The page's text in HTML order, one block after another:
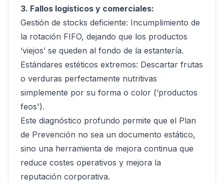
3. Fallos logísticos y comerciales:
Gestión de stocks deficiente: Incumplimiento de
la rotación FIFO, dejando que los productos
‘viejos’ se queden al fondo de la estantería.
Estándares estéticos extremos: Descartar frutas
o verduras perfectamente nutritivas
simplemente por su forma o color (‘productos
feos').
Este diagnóstico profundo permite que el Plan
de Prevención no sea un documento estático,
sino una herramienta de mejora continua que
reduce costes operativos y mejora la
reputación corporativa.